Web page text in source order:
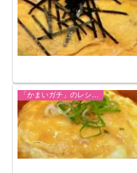
「かまいガチ」のレシピまとめ